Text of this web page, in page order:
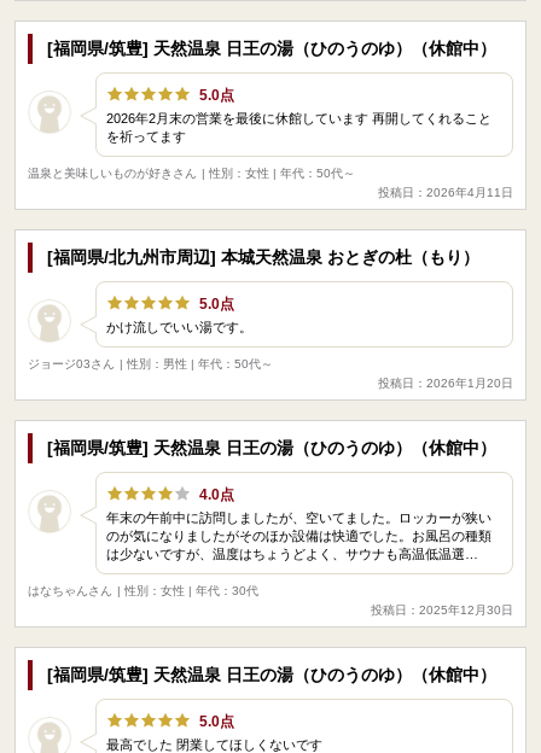
[福岡県/筑豊] 天然温泉 日王の湯（ひのうのゆ）（休館中）
5.0点
2026年2月末の営業を最後に休館しています 再開してくれること
を祈ってます
温泉と美味しいものが好きさん
| 性別：女性 | 年代：50代～
投稿日：2026年4月11日
[福岡県/北九州市周辺] 本城天然温泉 おとぎの杜（もり）
5.0点
かけ流しでいい湯です。
ジョージ03さん
| 性別：男性 | 年代：50代～
投稿日：2026年1月20日
[福岡県/筑豊] 天然温泉 日王の湯（ひのうのゆ）（休館中）
4.0点
年末の午前中に訪問しましたが、空いてました。ロッカーが狭い
のが気になりましたがそのほか設備は快適でした。お風呂の種類
は少ないですが、温度はちょうどよく、サウナも高温低温選…
はなちゃんさん
| 性別：女性 | 年代：30代
投稿日：2025年12月30日
[福岡県/筑豊] 天然温泉 日王の湯（ひのうのゆ）（休館中）
5.0点
最高でした 閉業してほしくないです